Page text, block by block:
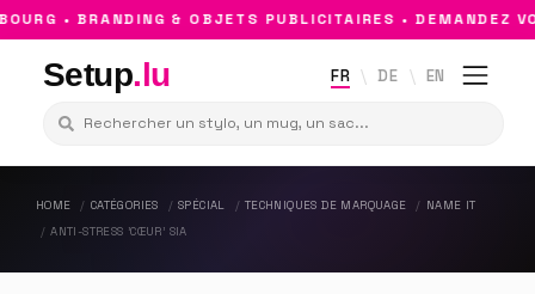
• BRANDING & OBJETS PUBLICITAIRES • DEMANDEZ
Setup.lu FR DE EN
HOME CATÉGORIES SPÉCIAL TECHNIQUES DE MARQUAGE
NAME IT
ANTI-STRESS 'CŒUR' SIA